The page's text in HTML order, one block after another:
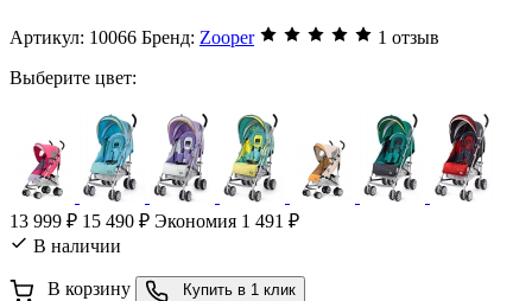
Артикул: 10066 Бренд: Zooper
1 отзыв
Выберите цвет:
13 999 ₽ 15 490 ₽ Экономия 1 491 ₽
В наличии
В корзину Купить в 1 клик